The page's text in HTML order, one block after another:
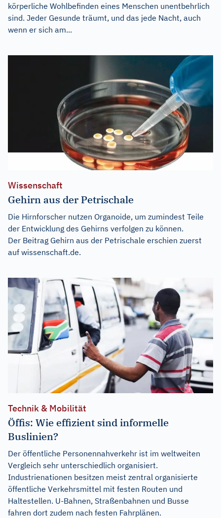
körperliche Wohlbefinden eines Menschen unentbehrlich
sind. Jeder Gesunde träumt, und das jede Nacht, auch
wenn er sich am...
Wissenschaft
Gehirn aus der Petrischale
Die Hirnforscher nutzen Organoide, um zumindest Teile
der Entwicklung des Gehirns verfolgen zu können.
Der Beitrag Gehirn aus der Petrischale erschien zuerst
auf wissenschaft.de.
Technik & Mobilität
Öffis: Wie effizient sind informelle
Buslinien?
Der öffentliche Personennahverkehr ist im weltweiten
Vergleich sehr unterschiedlich organisiert.
Industrienationen besitzen meist zentral organisierte
öffentliche Verkehrsmittel mit festen Routen und
Haltestellen. U-Bahnen, Straßenbahnen und Busse
fahren dort zudem nach festen Fahrplänen.